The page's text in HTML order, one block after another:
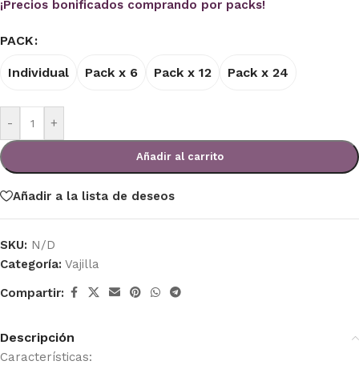
¡Precios bonificados comprando por packs!
PACK
Individual Pack x 6 Pack x 12 Pack x 24
- +
Añadir al carrito
Añadir a la lista de deseos
SKU: N/D
Categoría: Vajilla
Compartir:
Descripción
Características: